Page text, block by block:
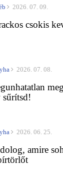
2026. 07. 09.
csokis
2026. 07. 08.
2026. 06. 25.
amire